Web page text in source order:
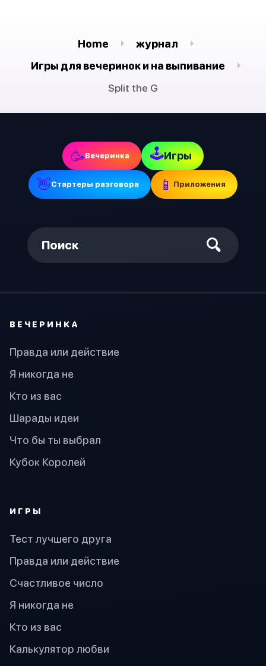
Home
журнал
Игры для вечеринок и на выпивание
Split the G
🥳Вечеринка 🕹Игры
👋Стартеры разговора 📱 Приложения
Поиск
ВЕЧЕРИНКА
Правда или действие
Я никогда не
Кто из вас
Шарады идеи
Что бы ты выбрал
Кубок Королей
ИГРЫ
Тест лучшего друга
Правда или действие
Счастливое число
Я никогда не
Кто из вас
Калькулятор любви